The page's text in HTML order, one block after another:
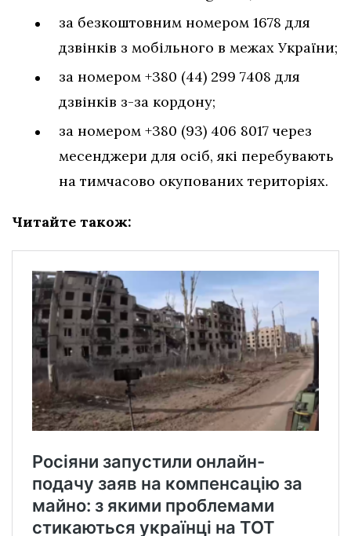
за безкоштовним номером 1678 для
дзвінків з мобільного в межах України;
за номером +380 (44) 299 7408 для
дзвінків з-за кордону;
за номером +380 (93) 406 8017 через
месенджери для осіб, які перебувають
на тимчасово окупованих територіях.
Читайте також: